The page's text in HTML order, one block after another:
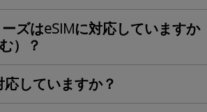
ズはeSIMに対応していますか
）？
していますか？